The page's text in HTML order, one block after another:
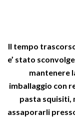
Il tempo
e’ stato
mantenere
imballaggio con
pasta squisiti,
assaporarli